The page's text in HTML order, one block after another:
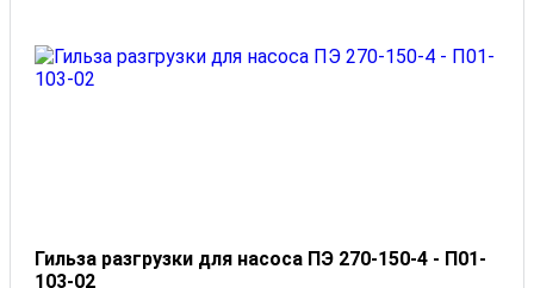
Гильза разгрузки для насоса ПЭ 270-150-4 - П01-
103-02